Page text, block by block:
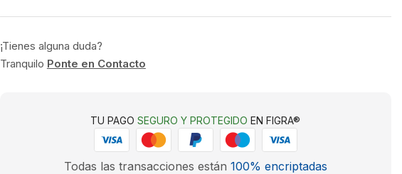
¡Tienes alguna duda?
Tranquilo Ponte en Contacto
TU PAGOSEGURO Y PROTEGIDO EN FIGRA®
Todas las transacciones están 100% encriptadas